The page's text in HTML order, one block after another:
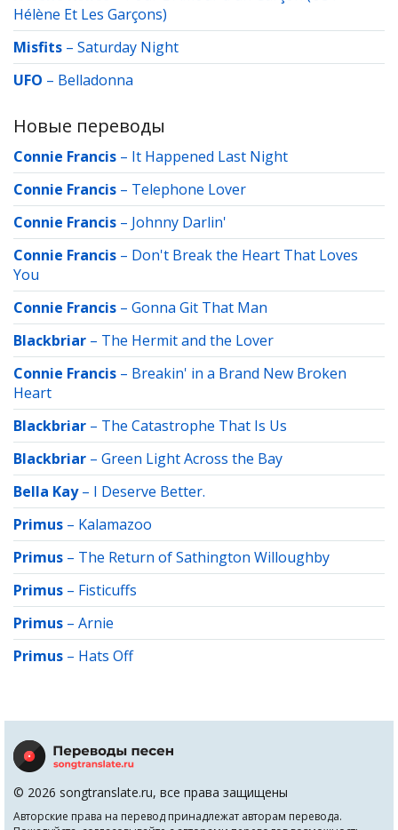
Hélène Et Les Garçons)
Misfits – Saturday Night
UFO – Belladonna
Новые переводы
Connie Francis – It Happened Last Night
Connie Francis – Telephone Lover
Connie Francis – Johnny Darlin'
Connie Francis – Don't Break the Heart That Loves
You
Connie Francis – Gonna Git That Man
Blackbriar – The Hermit and the Lover
Connie Francis – Breakin' in a Brand New Broken
Heart
Blackbriar – The Catastrophe That Is Us
Blackbriar – Green Light Across the Bay
Bella Kay– I Deserve Better.
Primus – Kalamazoo
Primus – The Return of Sathington Willoughby
Primus – Fisticuffs
Primus – Arnie
Primus – Hats Off
© 2026 songtranslate.ru, все права защищены
Авторские права на перевод принадлежат авторам перевода.